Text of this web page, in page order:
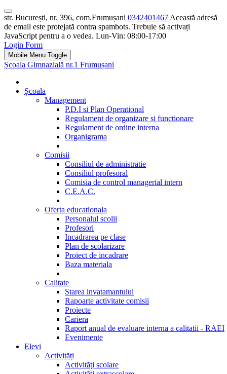
str. București, nr. 396, com.Frumușani 0342401467 Această adresă
de email este protejată contra spambots. Trebuie să activați
JavaScript pentru a o vedea. Lun-Vin: 08:00-17:00
Login Form
Mobile Menu Toggle
Școala Gimnazială nr.1 Frumușani
Școala
Management
P.D.I si Plan Operational
Regulament de organizare si functionare
Regulament de ordine interna
Organigrama
Comisii
Consiliul de administratie
Consiliul profesoral
Comisia de control managerial intern
C.E.A.C.
Oferta educationala
Personalul scolii
Profesori
Incadrarea pe clase
Plan de scolarizare
Proiect de incadrare
Baza materiala
Calitate
Starea invatamantului
Rapoarte activitate comisii
Proiecte
Cariera
Raport anual de evaluare interna a calitatii - RAEI
Evenimente
Elevi
Activități
Activități scolare